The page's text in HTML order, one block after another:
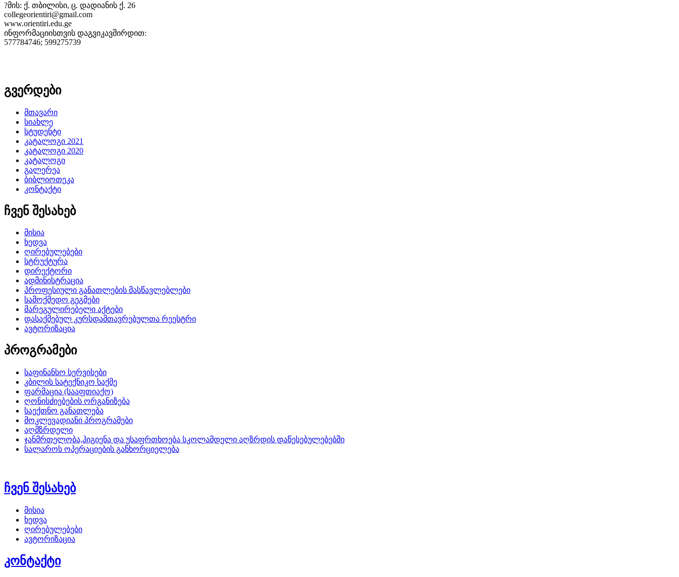
?მის: ქ. თბილისი, ც. დადიანის ქ. 26
collegeorientiri@gmail.com
www.orientiri.edu.ge
ინფორმაციისთვის დაგვიკავშირდით:
577784746; 599275739
გვერდები
მთავარი
სიახლე
სტუდენტი
კატალოგი 2021
კატალოგი 2020
კატალოგი
გალერეა
ბიბლიოთეკა
კონტაქტი
ჩვენ შესახებ
მისია
ხედვა
ღირებულებები
სტრუქტურა
დირექტორი
ადმინისტრაცია
პროფესიული განათლების მასწავლებლები
სამოქმედო გეგმები
მარეგულირებელი აქტები
დასაქმებულ კურსდამთავრებულთა რეესტრი
ავტორიზაცია
პროგრამები
საფინანსო სერვისები
კბილის სატექნიკო საქმე
ფარმაცია (სააფთიაქო)
ღონისძიებების ორგანიზება
საექთნო განათლება
მოკლევადიანი პროგრამები
აღმზრდელი
ჯანმრთელობა,ჰიგიენა და უსაფრთხოება სკოლამდელი აღზრდის დაწესებულებებში
სალაროს ოპერაციების განხორციელება
ჩვენ შესახებ
მისია
ხედვა
ღირებულებები
ავტორიზაცია
კონტაქტი